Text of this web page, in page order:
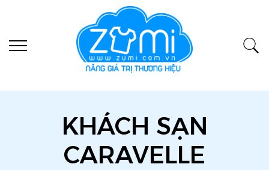
KHÁCH SẠN
CARAVELLE